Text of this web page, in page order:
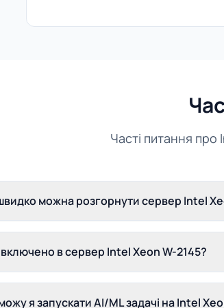
Часті питання
можна розгорнути сервер Intel
в сервер Intel Xeon W-2145?
я запускати AI/ML задачі на Intel